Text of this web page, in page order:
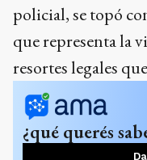
policial, se topó
que representa la
resortes legales
¿qué querés